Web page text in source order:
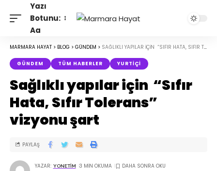
Yazı
Botunu:
Aa
MARMARA HAYAT > BLOG > GÜNDEM > SAĞLIKLI YAPILAR IÇIN “SIFIR HATA, SIFIR TOLERANS” VIZYONU ŞART
GÜNDEM TÜM HABERLER YURTIÇI
Sağlıklı yapılar için “Sıfır
Hata, Sıfır Tolerans”
vizyonu şart
YAZAR: YONETIM 3 MIN OKUMA
PAYLAŞ